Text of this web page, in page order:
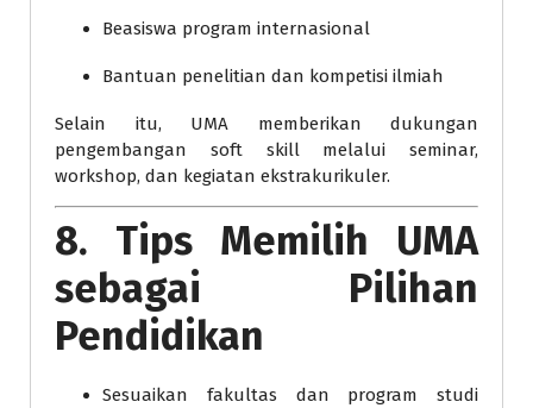
Beasiswa program internasional
Bantuan penelitian dan kompetisi ilmiah
Selain itu, UMA memberikan dukungan
pengembangan soft skill melalui seminar,
workshop, dan kegiatan ekstrakurikuler.
8. Tips Memilih UMA
sebagai Pilihan
Pendidikan
Sesuaikan fakultas dan program studi